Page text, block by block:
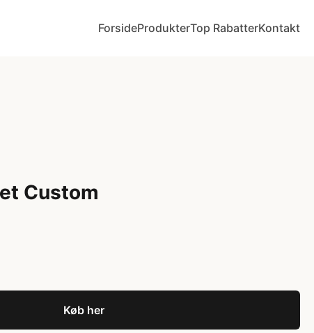
ForsideProdukterTop RabatterKontakt
Custom
Køb her